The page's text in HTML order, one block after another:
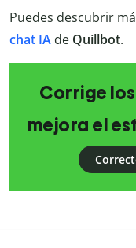
Puedes descubrir
chat IA de Quillbot.
Corrige
mejora el